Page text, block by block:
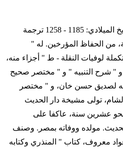
التاريخ الهجري: 581 - 656 التاريخ الميلادي: 1185 - 1258 ترجمة
من الحفاظ المؤرخين. له "
لوفيات النقلة - ط " أجزاء منه،
و " شرح التنبيه " و " مختصر صحيح
لصديق حسن خان، و " مختصر
تولى مشيخة دار الحديث
نحو عشرين سنة، عاكفا على
مولده ووفاته بمصر. وصنف
معروف، كتاب " المنذري وكتابه